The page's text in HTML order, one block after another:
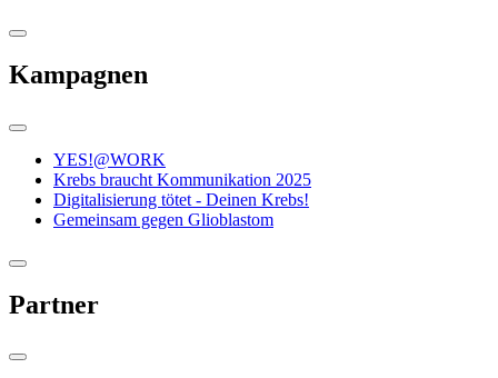
Kampagnen
YES!@WORK
Krebs braucht Kommunikation 2025
Digitalisierung tötet - Deinen Krebs!
Gemeinsam gegen Glioblastom
Partner